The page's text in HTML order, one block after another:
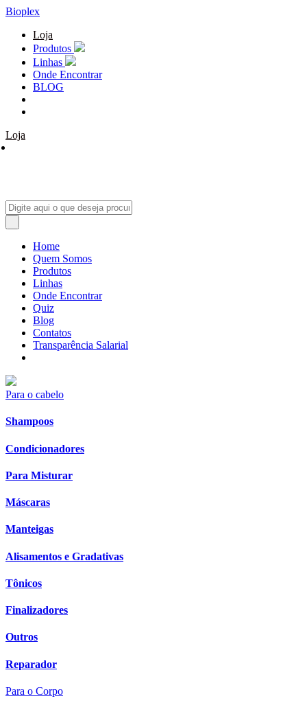
Bioplex
Loja
Produtos
Linhas
Onde Encontrar
BLOG
Loja
Home
Quem Somos
Produtos
Linhas
Onde Encontrar
Quiz
Blog
Contatos
Transparência Salarial
Para o cabelo
Shampoos
Condicionadores
Para Misturar
Máscaras
Manteigas
Alisamentos e Gradativas
Tônicos
Finalizadores
Outros
Reparador
Para o Corpo